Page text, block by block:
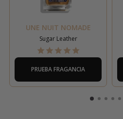
UNE NUIT NOMADE
Sugar Leather
PRUEBA FRAGANCIA